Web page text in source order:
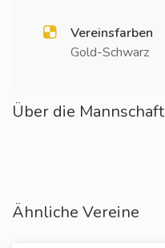
Vereinsfarben
Gold-Schwarz
Über die Mannschaft
Ähnliche Vereine